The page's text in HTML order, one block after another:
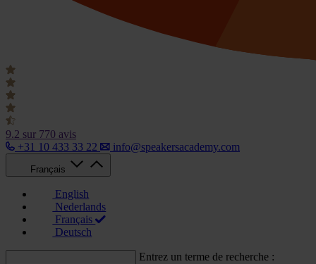
9.2 sur 770 avis
+31 10 433 33 22
info@speakersacademy.com
Français
English
Nederlands
Français
Deutsch
Entrez un terme de recherche :